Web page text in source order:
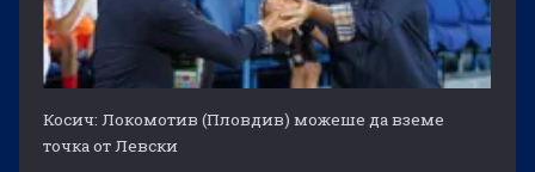
Косич: Локомотив (Пловдив) можеше да вземе
точка от Левски